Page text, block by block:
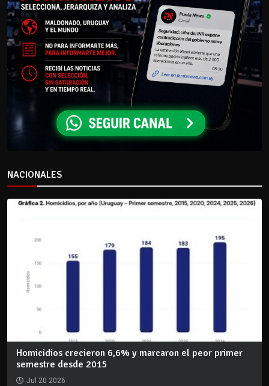
NACIONALES
Homicidios crecieron 6,6% y marcaron el peor primer
semestre desde 2015
Jul 20 2026